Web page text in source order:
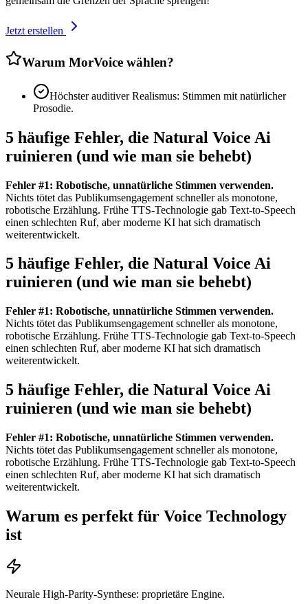
Jetzt erstellen
Warum MorVoice wählen?
Höchster auditiver Realismus: Stimmen mit natürlicher
Prosodie.
5 häufige Fehler, die Natural Voice Ai
ruinieren (und wie man sie behebt)
Fehler #1: Robotische, unnatürliche Stimmen verwenden.
Nichts tötet das Publikumsengagement schneller als monotone,
robotische Erzählung. Frühe TTS-Technologie gab Text-to-Speech
einen schlechten Ruf, aber moderne KI hat sich dramatisch
weiterentwickelt.
5 häufige Fehler, die Natural Voice Ai
ruinieren (und wie man sie behebt)
Fehler #1: Robotische, unnatürliche Stimmen verwenden.
Nichts tötet das Publikumsengagement schneller als monotone,
robotische Erzählung. Frühe TTS-Technologie gab Text-to-Speech
einen schlechten Ruf, aber moderne KI hat sich dramatisch
weiterentwickelt.
5 häufige Fehler, die Natural Voice Ai
ruinieren (und wie man sie behebt)
Fehler #1: Robotische, unnatürliche Stimmen verwenden.
Nichts tötet das Publikumsengagement schneller als monotone,
robotische Erzählung. Frühe TTS-Technologie gab Text-to-Speech
einen schlechten Ruf, aber moderne KI hat sich dramatisch
weiterentwickelt.
Warum es perfekt für Voice Technology
ist
Neurale High-Parity-Synthese: proprietäre Engine.